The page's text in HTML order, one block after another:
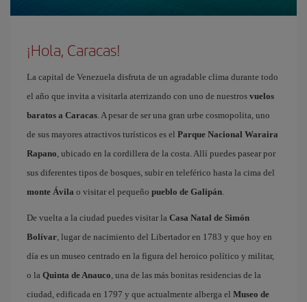
¡Hola, Caracas!
La capital de Venezuela disfruta de un agradable clima durante todo
el año que invita a visitarla aterrizando con uno de nuestros vuelos
baratos a Caracas . A pesar de ser una gran urbe cosmopolita, uno
de sus mayores atractivos turísticos es el Parque Nacional Waraira
Rapano , ubicado en la cordillera de la costa. Allí puedes pasear por
sus diferentes tipos de bosques, subir en teleférico hasta la cima del
monte Ávila o visitar el pequeño pueblo de Galipán
De vuelta a la ciudad puedes visitar la Casa Natal de Simón
Bolívar , lugar de nacimiento del Libertador en 1783 y que hoy en
día es un museo centrado en la figura del heroico político y militar,
o la Quinta de Anauco , una de las más bonitas residencias de la
ciudad, edificada en 1797 y que actualmente alberga el Museo de